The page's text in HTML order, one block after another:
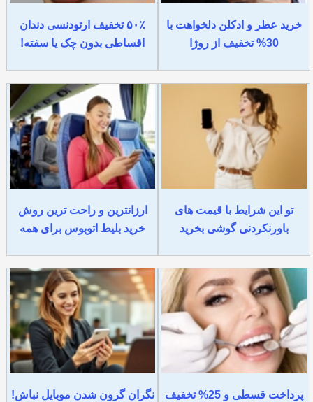
خرید عطر و ادکلن دلخواهت با
30% تخفیف از روژا
۵۰٪ تخفیف ارتودنسی دندان
اقساطی بدون چک یا سفته!
تو این شرایط با قیمت های
باورنکردنی گوشی بخرید
ارزانترین و راحت ترین روش
خرید بلیط اتوبوس برای همه
پرداخت قسطی و 25% تخفیف
نگران گرون شدن موبایل نباش!